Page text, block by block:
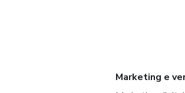
Marketing e